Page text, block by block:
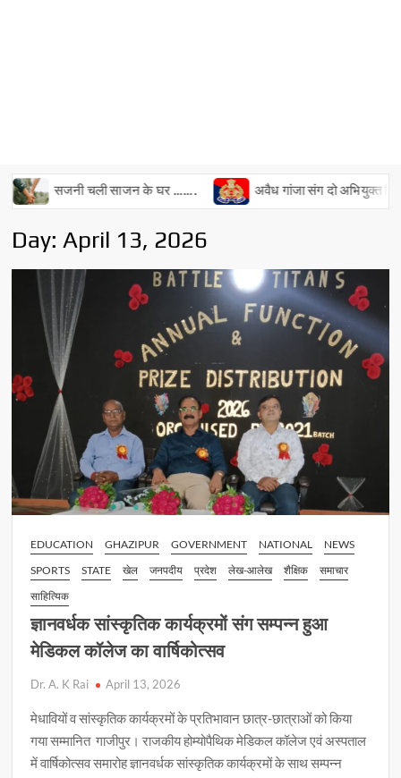
सजनी चली साजन के घर ……. अवैध गांजा संग दो अभियुक्त गिरफ्तार
Day: April 13, 2026
EDUCATION GHAZIPUR GOVERNMENT NATIONAL
NEWS
SPORTS
STATE खेल जनपदीय प्रदेश लेख-आलेख शैक्षिक
समाचार
साहित्यिक
ज्ञानवर्धक सांस्कृतिक कार्यक्रमों संग सम्पन्न हुआ
मेडिकल कॉलेज का वार्षिकोत्सव
Dr. A. K Rai April 13, 2026
मेधावियों व सांस्कृतिक कार्यक्रमों के प्रतिभावान छात्र-छात्राओं को किया
गया सम्मानित गाजीपुर। राजकीय होम्योपैथिक मेडिकल कॉलेज एवं अस्पताल
में वार्षिकोत्सव समारोह ज्ञानवर्धक सांस्कृतिक कार्यक्रमों के साथ सम्पन्न